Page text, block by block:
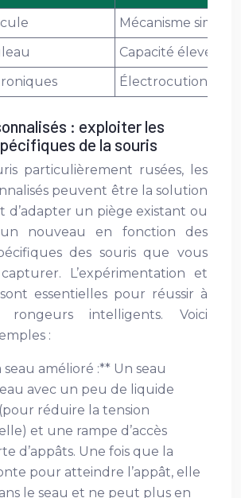
Mécanisme simple
Capacité élevée,
Électrocution
: exploiter les
de la souris
particulièrement rusées, les
peuvent être la solution
d’adapter un piège existant ou
nouveau en fonction des
des souris que vous
L’expérimentation et
sont essentielles pour réussir à
intelligents. Voici
:
seau amélioré :** Un seau
avec un peu de liquide
réduire la tension
et une rampe d’accès
d’appâts. Une fois que la
pour atteindre l’appât, elle
le seau et ne peut plus en